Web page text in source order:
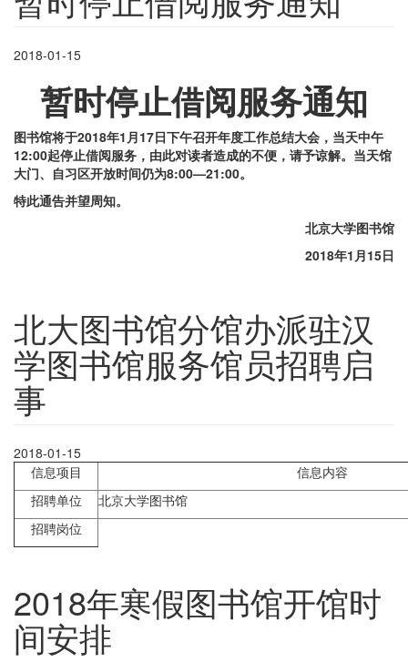
2018-01-15
暂时停止借阅服务通知
图书馆将于2018年1月17日下午召开年度工作总结大会，当天中午
12:00起停止借阅服务，由此对读者造成的不便，请予谅解。当天馆
大门、自习区开放时间仍为8:00—21:00。
特此通告并望周知。
北京大学图书馆
2018年1 月15日
北大图书馆分馆办派驻汉
学图书馆服务馆员招聘启
事
2018-01-15
信息项目
信息内容
招聘单位
北京大学图书馆
招聘岗位
2018年寒假图书馆开馆时
间安排